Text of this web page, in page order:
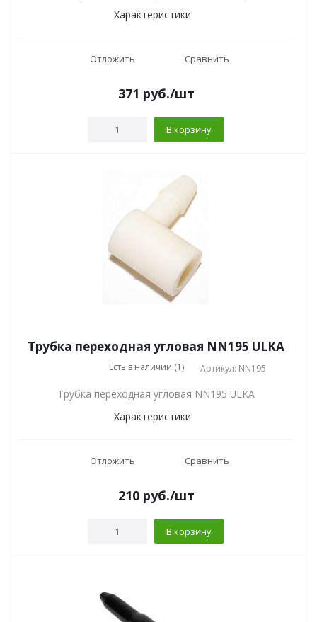
Характеристики
Отложить Сравнить
371 руб./шт
В корзину
Трубка переходная угловая NN195 ULKA
Есть в наличии (1) Артикул: NN195
Трубка переходная угловая NN195 ULKA
Характеристики
Отложить Сравнить
210руб./шт
В корзину